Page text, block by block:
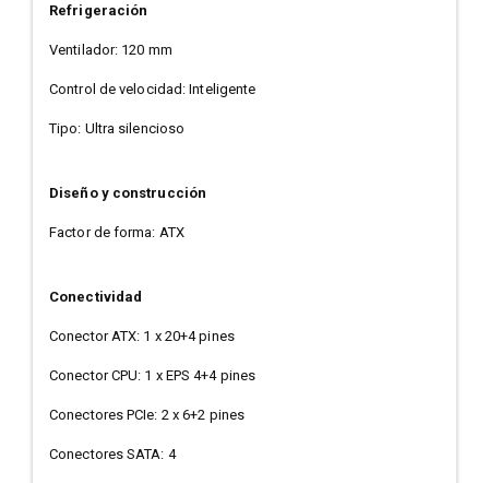
Refrigeración
Ventilador: 120 mm
Control de velocidad: Inteligente
Tipo: Ultra silencioso
Diseño y construcción
Factor de forma: ATX
Conectividad
Conector ATX: 1 x 20+4 pines
Conector CPU: 1 x EPS 4+4 pines
Conectores PCIe: 2 x 6+2 pines
Conectores SATA: 4